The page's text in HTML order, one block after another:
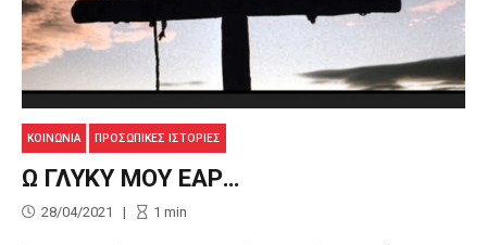
ΚΟΙΝΩΝΊΑ ΠΡΟΣΩΠΙΚΕΣ ΙΣΤΟΡΙΕΣ
Ω ΓΛΥΚΥ ΜΟΥ ΕΑΡ…
28/04/2021 1 min